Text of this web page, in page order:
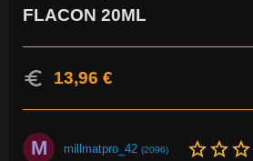
FLACON 20ML
euro 13,96 €
M millmatpro_42 (2096) star_borderstar_borderstar_border